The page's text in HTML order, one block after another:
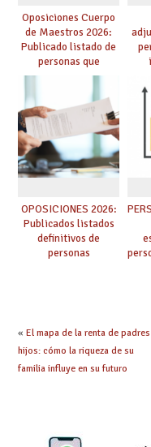
Oposiciones Cuerpo
de Maestros 2026:
Publicado listado de
personas que
adquieren nueva
especialidad
OPOSICIONES 2026:
Publicados listados
definitivos de
personas
« El mapa de la renta de
hijos: cómo la riqueza de su
familia influye en su futuro